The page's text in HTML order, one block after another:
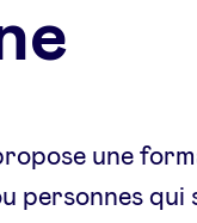
une
personnes qui